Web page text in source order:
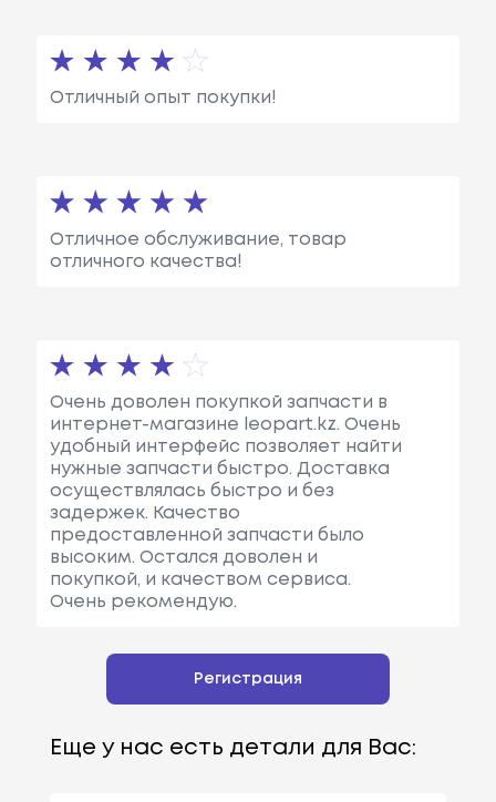
Отличный опыт покупки!
Отличное обслуживание, товар
отличного качества!
Очень доволен покупкой запчасти в
интернет-магазине leopart.kz. Очень
удобный интерфейс позволяет найти
нужные запчасти быстро. Доставка
осуществлялась быстро и без
задержек. Качество
предоставленной запчасти было
высоким. Остался доволен и
покупкой, и качеством сервиса.
Очень рекомендую.
Регистрация
Еще у нас есть детали для Вас: